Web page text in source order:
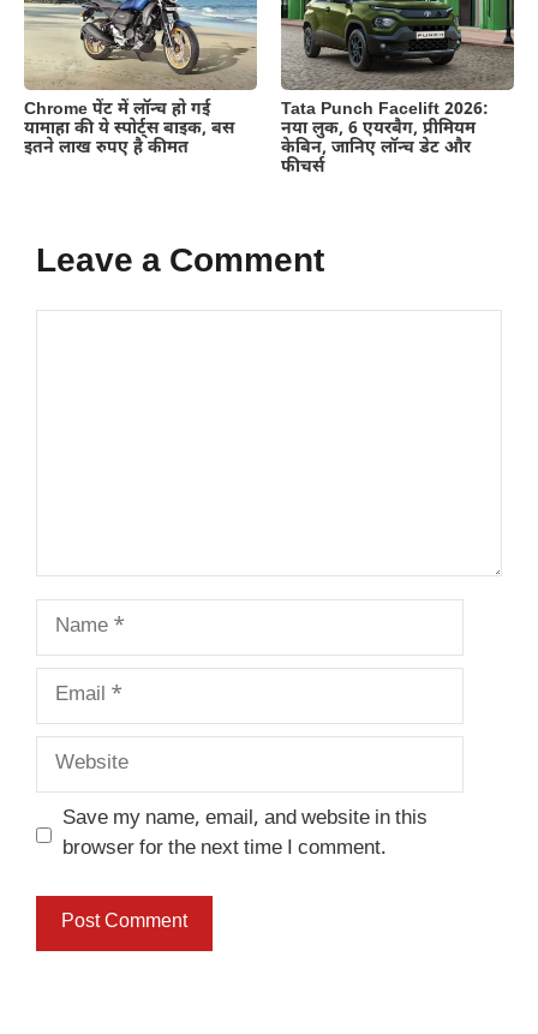
Chrome पेंट में लॉन्च हो गई
यामाहा की ये स्पोर्ट्स बाइक, बस
इतने लाख रुपए है कीमत
Tata Punch Facelift 2026:
नया लुक, 6 एयरबैग, प्रीमियम
केबिन, जानिए लॉन्च डेट और
फीचर्स
Leave a Comment
Name
Email
Website
Save my name, email, and website in this
browser for the next time I comment.